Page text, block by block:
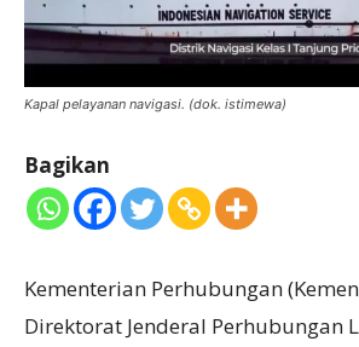
Kapal pelayanan navigasi. (dok. istimewa)
Bagikan
Kementerian Perhubungan
Direktorat Jenderal Perhubungan